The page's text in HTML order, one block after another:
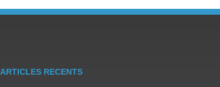
ARTICLES RECENTS